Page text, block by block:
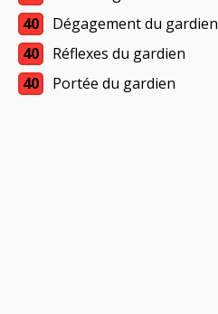
40
Dégagement du gardien
40
Réflexes du gardien
40
Portée du gardien